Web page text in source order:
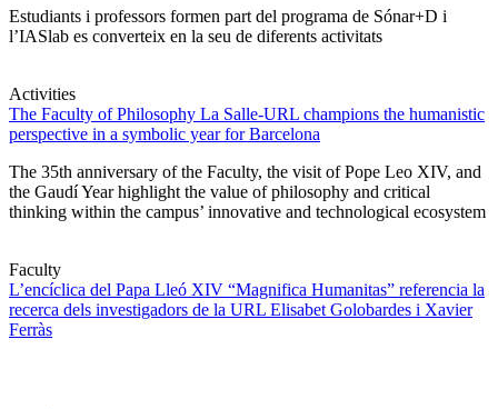
Estudiants i professors formen part del programa de Sónar+D i
l’IASlab es converteix en la seu de diferents activitats
Activities
The Faculty of Philosophy La Salle-URL champions the humanistic
perspective in a symbolic year for Barcelona
The 35th anniversary of the Faculty, the visit of Pope Leo XIV, and
the Gaudí Year highlight the value of philosophy and critical
thinking within the campus’ innovative and technological ecosystem
Faculty
L’encíclica del Papa Lleó XIV “Magnifica Humanitas” referencia la
recerca dels investigadors de la URL Elisabet Golobardes i Xavier
Ferràs